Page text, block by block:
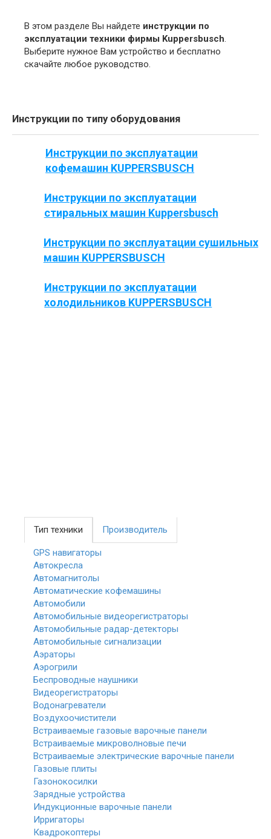
В этом разделе Вы найдете инструкции по
эксплуатации техники фирмы Kuppersbusch.
Выберите нужное Вам устройство и бесплатно
скачайте любое руководство.
Инструкции по типу оборудования
Инструкции по эксплуатации
кофемашин KUPPERSBUSCH
Инструкции по эксплуатации
стиральных машин Kuppersbusch
Инструкции по эксплуатации сушильных
машин KUPPERSBUSCH
Инструкции по эксплуатации
холодильников KUPPERSBUSCH
Тип техники Производитель
GPS навигаторы
Автокресла
Автомагнитолы
Автоматические кофемашины
Автомобили
Автомобильные видеорегистраторы
Автомобильные радар-детекторы
Автомобильные сигнализации
Аэраторы
Аэрогрили
Беспроводные наушники
Видеорегистраторы
Водонагреватели
Воздухоочистители
Встраиваемые газовые варочные панели
Встраиваемые микроволновые печи
Встраиваемые электрические варочные панели
Газовые плиты
Газонокосилки
Зарядные устройства
Индукционные варочные панели
Ирригаторы
Квадрокоптеры